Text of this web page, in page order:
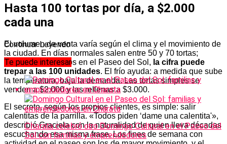
Hasta 100 tortas por día, a $2.000
cada una
El volumen de venta varía según el clima y el movimiento de
la ciudad. En días normales salen entre 50 y 70 tortas;
cuando hay eventos en el Paseo del Sol, la cifra puede
trepar a las 100 unidades. El frío ayuda: a medida que sube
la temperatura, baja la demanda. Las tortas simples se
venden a $2.000 y las rellenas a $3.000.
El secreto, según los propios clientes, es simple: salir
calentitas de la parrilla. «Todos piden ‘dame una calentita'»,
describió Graciela con la naturalidad de quien lleva décadas
escuchando esa misma frase. Los fines de semana con
Continuar Leyendo
Te puede interesar
Charata celebró otro Domingo Cultural en el Paseo del
Sol con familias y emprendedores